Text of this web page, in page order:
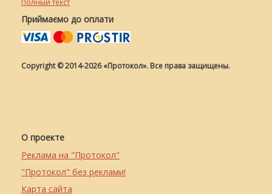
Полный текст
Приймаємо до оплати
Copyright © 2014-2026 «Протокол». Все права защищены.
О проекте
Реклама на "Протокол"
"Протокол" без реклами!
Карта сайта